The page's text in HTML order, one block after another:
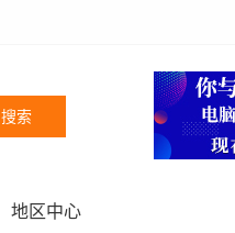
搜索
地区中心